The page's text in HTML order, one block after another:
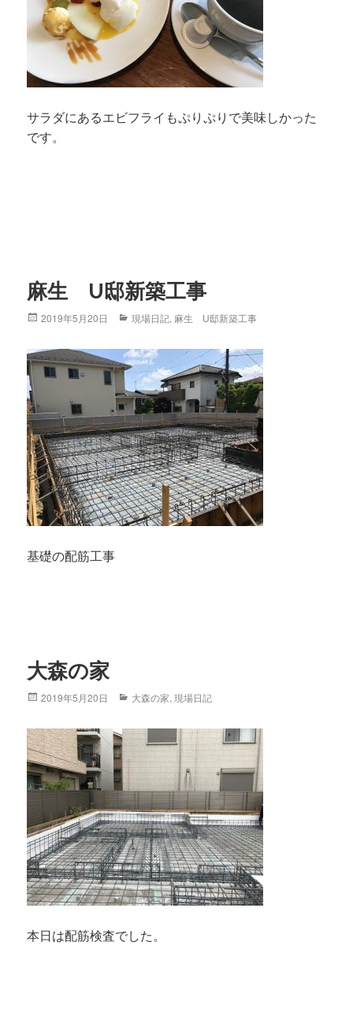
サラダにあるエビフライもぷりぷりで美味しかった
です。
麻生 U邸新築工事
Posted
2019年5月20日 Categories
現場日記, 麻生 U邸新築工事
基礎の配筋工事
大森の家
Posted
2019年5月20日 Categories
大森の家,現場日記
本日は配筋検査でした。